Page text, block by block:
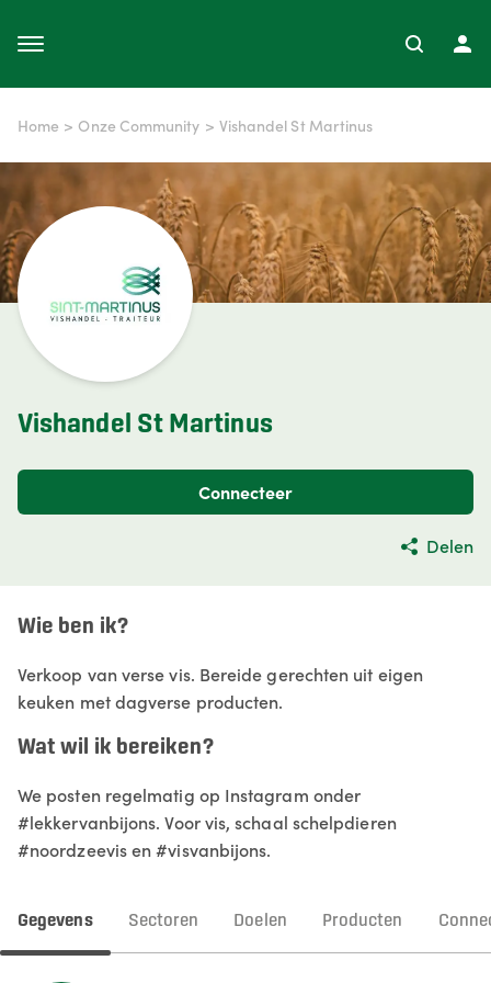
Home > Onze Community > Vishandel St Martinus
Vishandel St Martinus
Connecteer
Delen
Wie ben ik?
Verkoop van verse vis. Bereide gerechten uit eigen
keuken met dagverse producten.
Wat wil ik bereiken?
We posten regelmatig op Instagram onder
#lekkervanbijons. Voor vis, schaal schelpdieren
#noordzeevis en #visvanbijons.
Gegevens Sectoren Doelen Producten